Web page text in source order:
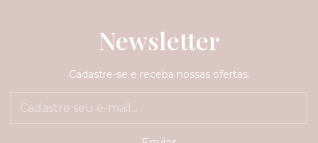
Newsletter
Cadastre-se e receba nossas ofertas.